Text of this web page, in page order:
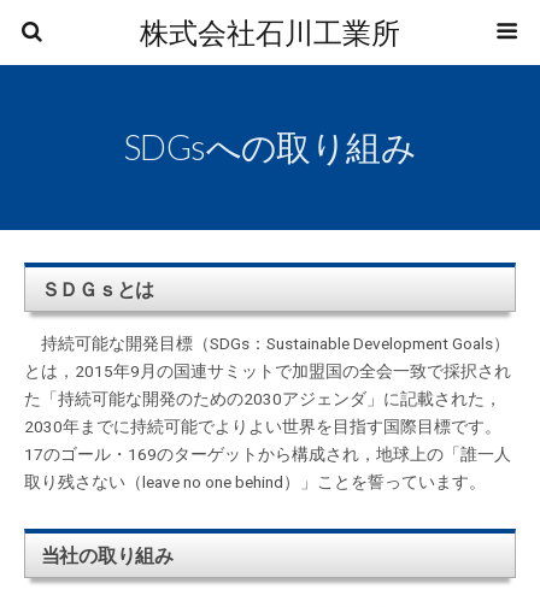
株式会社石川工業所
SDGsへの取り組み
ＳＤＧｓとは
持続可能な開発目標（SDGs： Sustainable Development Goals）
とは，2015年9月の国連サミットで加盟国の全会一致で採択され
た「持続可能な開発のための2030アジェンダ」に記載された，
2030年までに持続可能でよりよい世界を目指す国際目標です。
17のゴール・169のターゲットから構成され，地球上の「誰一人
取り残さない（leave no one behind）」ことを誓っています。
当社の取り組み